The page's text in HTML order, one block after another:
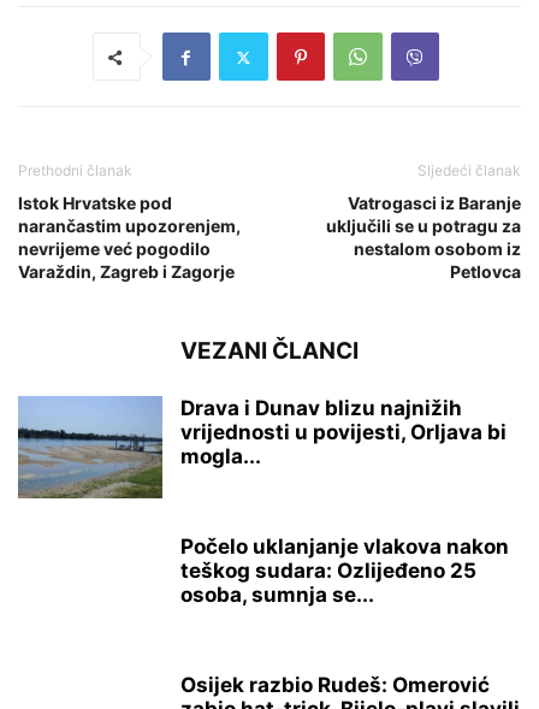
Prethodni članak
Istok Hrvatske pod
narančastim upozorenjem,
nevrijeme već pogodilo
Varaždin, Zagreb i Zagorje
Sljedeći članak
Vatrogasci iz Baranje
uključili se u potragu za
nestalom osobom iz
Petlovca
VEZANI ČLANCI
Drava i Dunav blizu najnižih
vrijednosti u povijesti, Orljava bi
mogla...
Počelo uklanjanje vlakova nakon
teškog sudara: Ozlijeđeno 25
osoba, sumnja se...
Osijek razbio Rudeš: Omerović